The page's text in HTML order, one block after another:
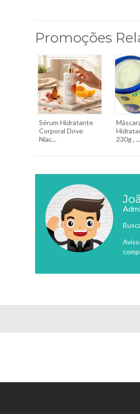
Promoções
Sérum Hidratante
Corporal Dove
Niac...
230g , ...